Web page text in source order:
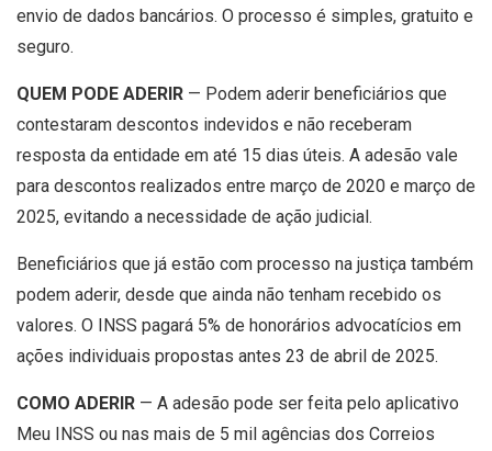
envio de dados bancários. O processo é simples, gratuito e
seguro.
QUEM PODE ADERIR — Podem aderir beneficiários que
contestaram descontos indevidos e não receberam
resposta da entidade em até 15 dias úteis. A adesão vale
para descontos realizados entre março de 2020 e março de
2025, evitando a necessidade de ação judicial.
Beneficiários que já estão com processo na justiça também
podem aderir, desde que ainda não tenham recebido os
valores. O INSS pagará 5% de honorários advocatícios em
ações individuais propostas antes 23 de abril de 2025.
COMO ADERIR — A adesão pode ser feita pelo aplicativo
Meu INSS ou nas mais de 5 mil agências dos Correios